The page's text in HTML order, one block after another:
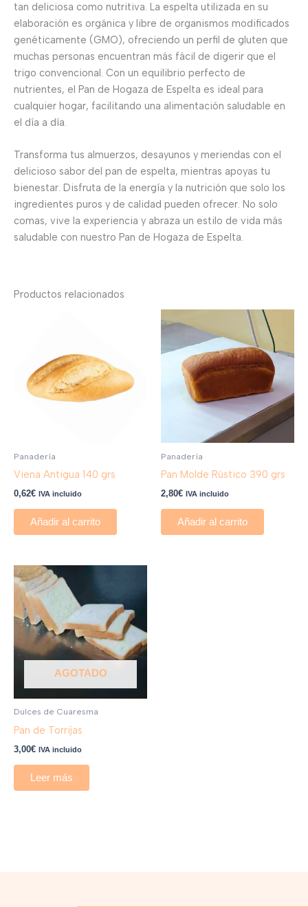
tan deliciosa como nutritiva. La espelta utilizada en su
elaboración es orgánica y libre de organismos modificados
genéticamente (GMO), ofreciendo un perfil de gluten que
muchas personas encuentran más fácil de digerir que el
trigo convencional. Con un equilibrio perfecto de
nutrientes, el Pan de Hogaza de Espelta es ideal para
cualquier hogar, facilitando una alimentación saludable en
el día a día.
Transforma tus almuerzos, desayunos y meriendas con el
delicioso sabor del pan de espelta, mientras apoyas tu
bienestar. Disfruta de la energía y la nutrición que solo los
ingredientes puros y de calidad pueden ofrecer. No solo
comas, vive la experiencia y abraza un estilo de vida más
saludable con nuestro Pan de Hogaza de Espelta.
Productos relacionados
Panadería
Viena Antigua 140 grs
0,62€ IVA incluido
Añadir al carrito
Panadería
Pan Molde Rústico 390 grs
2,80€ IVA incluido
Añadir al carrito
AGOTADO
Dulces de Cuaresma
Pan de Torrijas
3,00€ IVA incluido
Leer más